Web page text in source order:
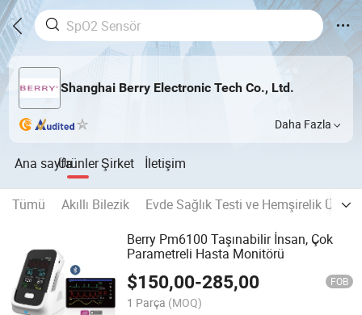
Shanghai Berry Electronic Tech Co., Ltd.
Daha Fazla
Ana sayfaÜrünlerŞirket İletişim
Tümü Akıllı Bilezik
Evde Sağlık Testi ve Hemşirelik
Berry Pm6100 Taşınabilir İnsan, Çok
Parametreli Hasta Monitörü
$150,00-285,00 FOB
1 Parça (MOQ)